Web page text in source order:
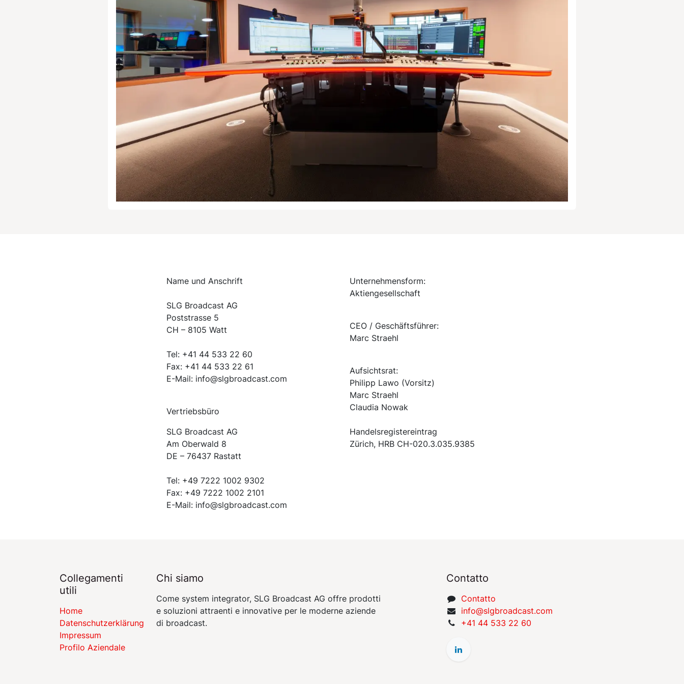
Name und Anschrift
SLG Broadcast AG
Poststrasse 5
CH – 8105 Watt
Tel: +41 44 533 22 60
Fax: +41 44 533 22 61
E-Mail: info@slgbroadcast.com
Vertriebsbüro
SLG Broadcast AG
Am Oberwald 8
DE – 76437 Rastatt
Tel: +49 7222 1002 9302
Fax: +49 7222 1002 2101
E-Mail: info@slgbroadcast.com
Unternehmensform:
Aktiengesellschaft
CEO / Geschäftsführer:
Marc Straehl
Aufsichtsrat:
Philipp Lawo (Vorsitz)
Marc Straehl
Claudia Nowak
Handelsregistereintrag
Zürich, HRB CH-020.3.035.9385
Collegamenti
utili
Home
Datenschutzerklärung
Impressum
Profilo Aziendale
Chi siamo
Come system integrator, SLG Broadcast AG offre prodotti
e soluzioni attraenti e innovative per le moderne aziende
di broadcast.
Contatto
Contatto
​​​​​​​​​​​i​nfo​@​s​l​gbr​oa​dcast​.​c​o​m
+41 44 533 22 60